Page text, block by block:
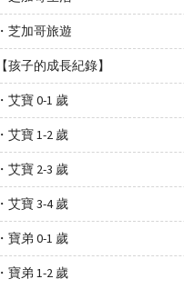
・芝加哥旅遊
【孩子的成長紀錄】
・艾寶 0-1 歲
・艾寶 1-2 歲
・艾寶 2-3 歲
・艾寶 3-4 歲
・寶弟 0-1 歲
・寶弟 1-2 歲